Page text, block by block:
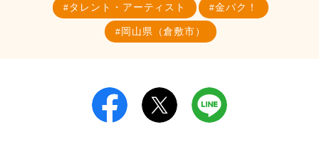
タレント・アーティスト 金バク！
岡山県（倉敷市）